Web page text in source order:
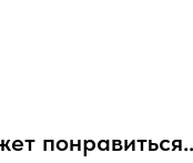
понравиться..